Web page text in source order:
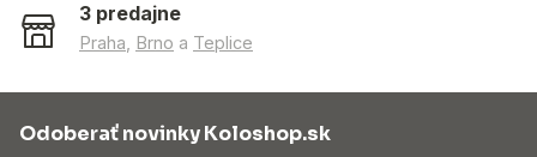
3 predajne
Praha Brno a Teplice
Odoberať novinky Koloshop.sk